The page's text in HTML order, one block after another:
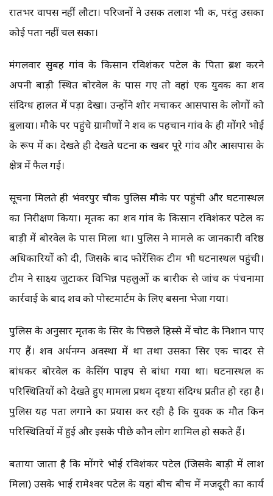
रातभर वापस नहीं लौटा। परिजनों ने उसकी तलाश भी की, परंतु उसका
कोई पता नहीं चल सका।
मंगलवार सुबह गांव के किसान रविशंकर पटेल के पिता ब्रश करने
अपनी बाड़ी स्थित बोरवेल के पास गए तो वहां एक युवक का शव
संदिग्ध हालत में पड़ा देखा। उन्होंने शोर मचाकर आसपास के लोगों को
बुलाया। मौके पर पहुंचे ग्रामीणों ने शव की पहचान गांव के ही मोंगरे भोई
के रूप में की। देखते ही देखते घटना की खबर पूरे गांव और आसपास के
क्षेत्र में फैल गई।
सूचना मिलते ही भंवरपुर चौकी पुलिस मौके पर पहुंची और घटनास्थल
का निरीक्षण किया। मृतक का शव गांव के किसान रविशंकर पटेल की
बाड़ी में बोरवेल के पास मिला था। पुलिस ने मामले की जानकारी वरिष्ठ
अधिकारियों को दी, जिसके बाद फोरेंसिक टीम भी घटनास्थल पहुंची।
टीम ने साक्ष्य जुटाकर विभिन्न पहलुओं की बारीकी से जांच की पंचनामा
कार्रवाई के बाद शव को पोस्टमार्टम के लिए बसना भेजा गया।
पुलिस के अनुसार मृतक के सिर के पिछले हिस्से में चोट के निशान पाए
गए हैं। शव अर्धनग्न अवस्था में था तथा उसका सिर एक चादर से
बांधकर बोरवेल की केसिंग पाइप से बांधा गया था। घटनास्थल की
परिस्थितियों को देखते हुए मामला प्रथम दृष्टया संदिग्ध प्रतीत हो रहा है।
पुलिस यह पता लगाने का प्रयास कर रही है कि युवक की मौत किन
परिस्थितियों में हुई और इसके पीछे कौन लोग शामिल हो सकते हैं।
बताया जाता है कि मोंगरे भोई रविशंकर पटेल (जिसके बाड़ी में लाश
मिला) उसके भाई रामेश्वर पटेल के यहां बीच बीच में मजदूरी का कार्य